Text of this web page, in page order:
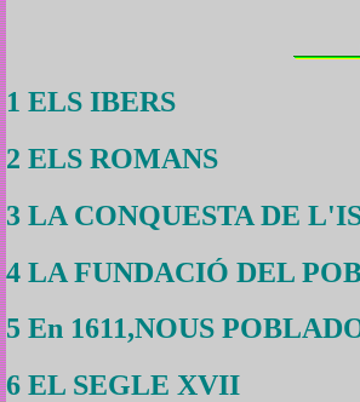
1 ELS IBERS
2 ELS ROMANS
3 LA CONQUESTA DE
4 LA FUNDACIÓ DEL
5 En 1611,NOUS
6 EL SEGLE XVII